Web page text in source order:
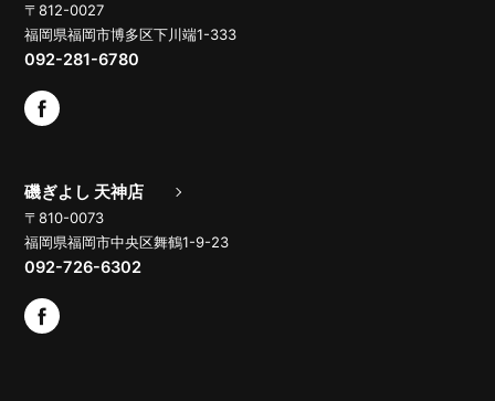
〒812-0027
福岡県福岡市博多区下川端1-333
092-281-6780
磯ぎよし 天神店
〒810-0073
福岡県福岡市中央区舞鶴1-9-23
092-726-6302